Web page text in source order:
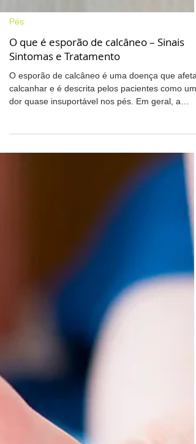
Pés
O que é esporão de calcâneo – Sinais
Sintomas e Tratamento
O esporão de calcâneo é uma doença que afeta
condição afeta 8 em cada 10 pessoas acima do
mais de 62 anos pode chegar em até 55%.